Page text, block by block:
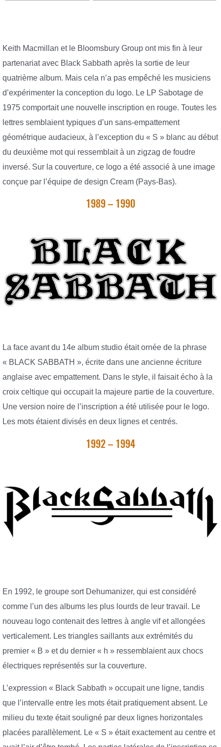
Keith Macmillan et le Bloomsbury Group ont mis fin à leur
partenariat avec Black Sabbath après la sortie de leur
quatrième album. Mais cela n’a pas empêché les musiciens
d’expérimenter la conception du logo. Le LP Sabotage de
1975 comportait une nouvelle inscription en rouge. Toutes les
lettres semblaient typiques d’un sans-empattement
géométrique audacieux, à l’exception du « S » blanc au début
du deuxième mot qui ressemblait à un zigzag de foudre
inversé. Sur la couverture, ce logo a été associé à une image
conçue par l’équipe de design Cream (Pays-Bas).
1989 – 1990
La face avant du 14e album studio était ornée de la phrase
« BLACK SABBATH », écrite dans une ancienne écriture
anglaise avec empattement. Dans le style, il faisait écho à la
croix celtique qui occupait la majeure partie de la couverture.
Une version noire de l’inscription a été utilisée pour le logo.
Les mots étaient divisés en deux lignes et centrés.
1992 – 1994
En 1992, le groupe sort Dehumanizer, qui est considéré
comme l’un des albums les plus lourds de leur travail. Le
nouveau logo contenait des lettres à angle vif et allongées
verticalement. Les triangles saillants aux extrémités du
premier « B » et du dernier « h » ressemblaient aux chocs
électriques représentés sur la couverture.
L’expression « Black Sabbath » occupait une ligne, tandis
que l’intervalle entre les mots était pratiquement absent. Le
milieu du texte était souligné par deux lignes horizontales
placées parallèlement. Le « S » était exactement au centre et